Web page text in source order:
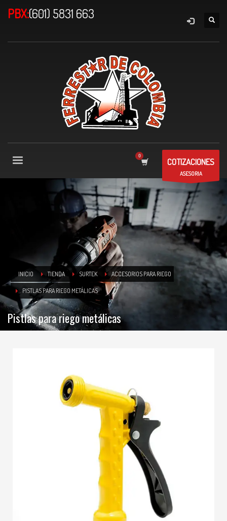
PBX:(601) 5831 663
COTIZACIONES
ASESORIA
INICIO TIENDA SURTEK ACCESORIOS PARA RIEGO
PISTLAS PARA RIEGO METÁLICAS
Pistlas para riego metálicas